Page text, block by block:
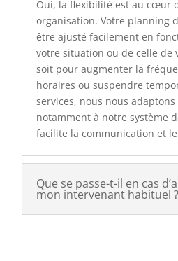
Oui, la flexibilité est au cœur
organisation. Votre planning
être ajusté facilement en
votre situation ou de celle de
soit pour augmenter la
horaires ou suspendre
services, nous nous
notamment à notre système
facilite la communication et
Que se passe-t-il en cas
mon intervenant habituel ?